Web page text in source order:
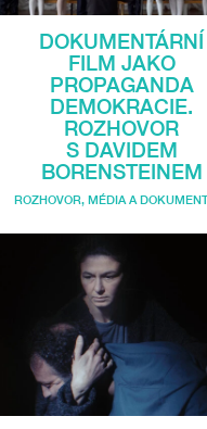
DOKUMENTÁRNÍ
FILM JAKO
PROPAGANDA
DEMOKRACIE.
ROZHOVOR
S DAVIDEM
BORENSTEINEM
ROZHOVOR, MÉDIA A